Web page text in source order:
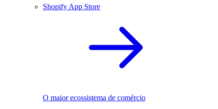
Shopify App Store
O maior ecossistema de comércio